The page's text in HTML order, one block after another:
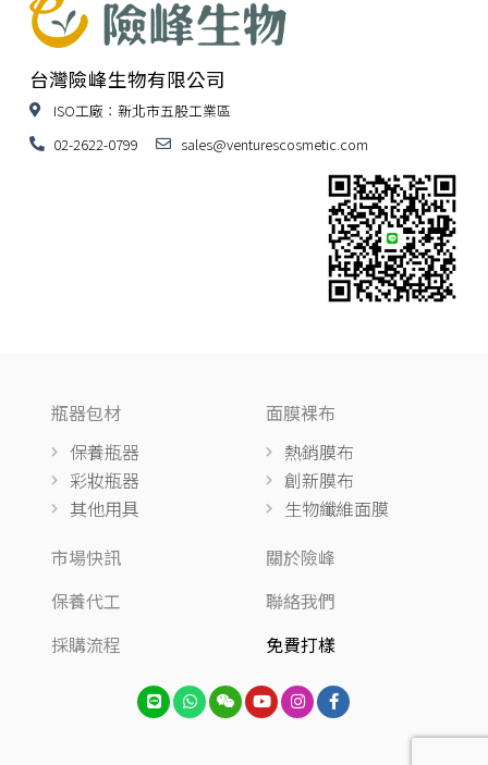
台灣險峰生物有限公司
ISO工廠：新北市五股工業區
02-2622-0799
sales@venturescosmetic.com
瓶器包材
保養瓶器
彩妝瓶器
其他用具
面膜裸布
熱銷膜布
創新膜布
生物纖維面膜
市場快訊
保養代工
採購流程
關於險峰
聯絡我們
免費打樣